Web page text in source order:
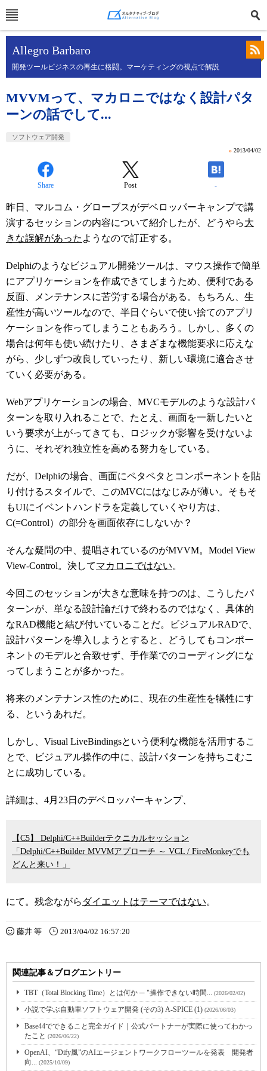
Allegro Barbaro
開発ツールビジネスの再生に格闘。マーケティングの視点で解説
MVVMって、マカロニではなく設計パタ
ーンの話でして...
ソフトウェア開発
» 2013/04/02
Share Post -
昨日、マルコム・グローブスがデベロッパーキャンプで講
演するセッションの内容について紹介したが、どうやら大
きな誤解があった ようなので訂正する。
Delphiのようなビジュアル開発ツールは、マウス操作で簡単
にアプリケーションを作成できてしまうため、便利である
反面、メンテナンスに苦労する場合がある。もちろん、生
産性が高いツールなので、半日ぐらいで使い捨てのアプリ
ケーションを作ってしまうこともあろう。しかし、多くの
場合は何年も使い続けたり、さまざまな機能要求に応えな
がら、少しずつ改良していったり、新しい環境に適合させ
ていく必要がある。
Webアプリケーションの場合、MVCモデルのような設計パ
ターンを取り入れることで、たとえ、画面を一新したいと
いう要求が上がってきても、ロジックが影響を受けないよ
うに、それぞれ独立性を高める努力をしている。
だが、Delphiの場合、画面にペタペタとコンポーネントを貼
り付けるスタイルで、このMVCにはなじみが薄い。そもそ
もUIにイベントハンドラを定義していくやり方は、
C(=Control）の部分を画面依存にしないか？
そんな疑問の中、提唱されているのがMVVM。Model View
View-Control。決してマカロニではない。
今回このセッションが大きな意味を持つのは、こうしたパ
ターンが、単なる設計論だけで終わるのではなく、具体的
なRAD機能と結び付いていることだ。ビジュアルRADで、
設計パターンを導入しようとすると、どうしてもコンポー
ネントのモデルと合致せず、手作業でのコーディングにな
ってしまうことが多かった。
将来のメンテナンス性のために、現在の生産性を犠牲にす
る、というあれだ。
しかし、Visual LiveBindingsという便利な機能を活用するこ
とで、ビジュアル操作の中に、設計パターンを持ちこむこ
とに成功している。
詳細は、4月23日のデベロッパーキャンプ、
【C5】 Delphi/C++Builderテクニカルセッション
「Delphi/C++Builder MVVMアプローチ ～ VCL / FireMonkeyでも
どんと来い！」
にて。残念ながら ダイエットはテーマではない。
藤井 等 2013/04/02 16:57:20
関連記事＆ブログエントリー
TBT（Total Blocking Time）とは何か ─ "操作できない時間... (2026/02/02)
小説で学ぶ自動車ソフトウェア開発 (その3) A-SPICE (1) (2026/06/03)
Base44でできること完全ガイド｜公式パートナーが実際に使ってわかっ
たこと (2026/06/22)
OpenAI、“Dify風”のAIエージェントワークフローツールを発表 開発者
向... (2025/10/09)